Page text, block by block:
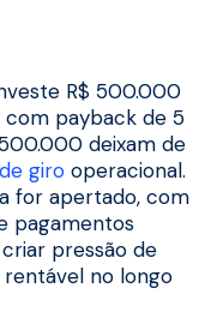
R$ 500.000
com payback de 5
deixam de
giro operacional.
for apertado, com
pagamentos
pressão de
no longo